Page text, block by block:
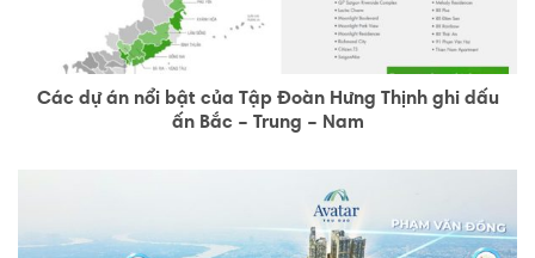
Các dự án nổi bật của Tập Đoàn Hưng Thịnh ghi dấu
ấn Bắc – Trung – Nam